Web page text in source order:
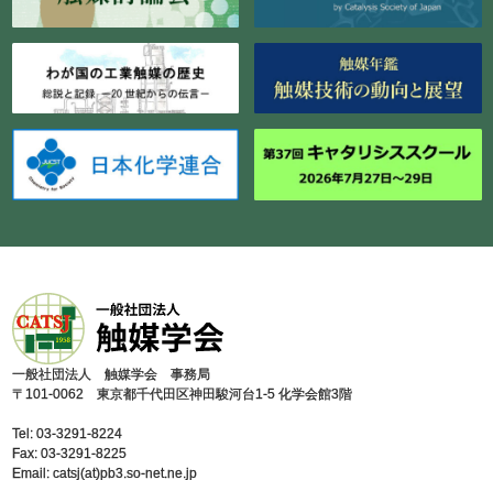
⼀般社団法⼈ 触媒学会 事務局
〒101-0062 東京都千代⽥区神⽥駿河台1-5 化学会館3階
Tel: 03-3291-8224
Fax: 03-3291-8225
Email: catsj(at)pb3.so-net.ne.jp